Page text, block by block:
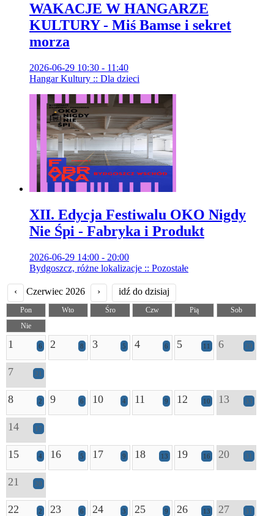
WAKACJE W HANGARZE
KULTURY - Miś Bamse i sekret
morza
2026-06-29 10:30 - 11:40
Hangar Kultury :: Dla dzieci
XII. Edycja Festiwalu OKO Nigdy
Nie Śpi - Fabryka i Produkt
2026-06-29 14:00 - 20:00
Bydgoszcz, różne lokalizacje :: Pozostałe
‹ Czerwiec 2026 › idź do dzisiaj
Pon Wto Śro Czw Pią
Sob
Nie
1 6 2 8 3 5 4 6 5 11 6 29
7 21
8 2 9 6 10 4 11 9 12 10 13 33
14 17
15 4 16 5 17 9 18 13 19 16 20 31
21 20
22 2 23 6 24 3 25 9 26 13 27 31